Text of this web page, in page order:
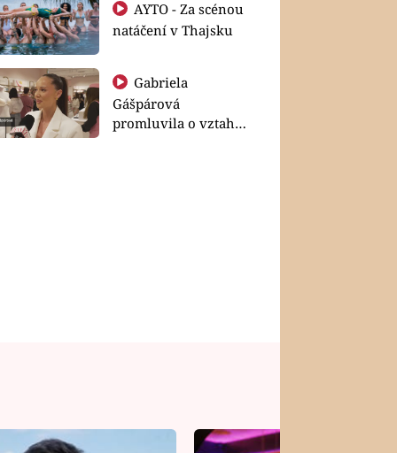
natáčení v Thajsku
Gabriela
Gášpárová
promluvila o vztahu